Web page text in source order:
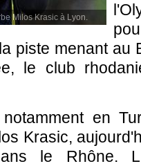
Milos Krasic à Lyon.
piste menant au
le club
en
Krasic,
le Rhône.